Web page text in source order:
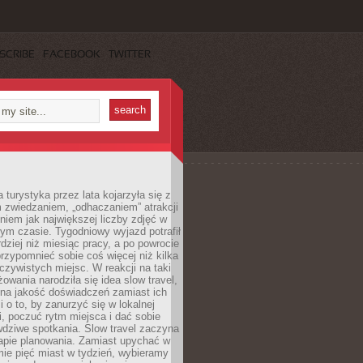
FACEBOOK TWITTER
turystyka przez lata kojarzyła się z
zwiedzaniem, „odhaczaniem” atrakcji
jak największej liczby zdjęć w
czasie. Tygodniowy wyjazd potrafił
niż miesiąc pracy, a po powrocie
sobie coś więcej niż kilka
miejsc. W reakcji na taki
narodziła się idea slow travel,
jakość doświadczeń zamiast ich
o to, by zanurzyć się w lokalnej
poczuć rytm miejsca i dać sobie
spotkania. Slow travel zaczyna
planowania. Zamiast upychać w
pięć miast w tydzień, wybieramy